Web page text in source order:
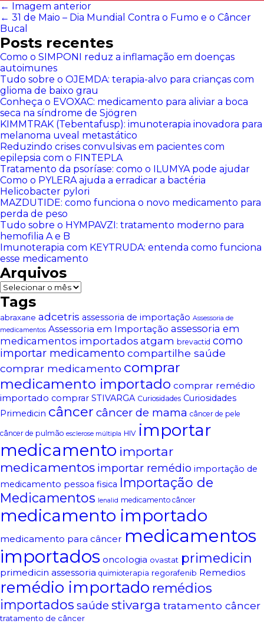
← Imagem anterior
← 31 de Maio – Dia Mundial Contra o Fumo e o Câncer
Bucal
Posts recentes
Como o SIMPONI reduz a inflamação em doenças
autoimunes
Tudo sobre o OJEMDA: terapia-alvo para crianças com
glioma de baixo grau
Conheça o EVOXAC: medicamento para aliviar a boca
seca na síndrome de Sjögren
KIMMTRAK (Tebentafusp): imunoterapia inovadora para
melanoma uveal metastático
Reduzindo crises convulsivas em pacientes com
epilepsia com o FINTEPLA
Tratamento da psoríase: como o ILUMYA pode ajudar
Como o PYLERA ajuda a erradicar a bactéria
Helicobacter pylori
MAZDUTIDE: como funciona o novo medicamento para
perda de peso
Tudo sobre o HYMPAVZI: tratamento moderno para
hemofilia A e B
Imunoterapia com KEYTRUDA: entenda como funciona
esse medicamento
Arquivos
Arquivos
Tags
abraxane adcetris assessoria de importação Assessoria de
medicamentos Assessoria em Importação assessoria em
medicamentos importados atgam brevactid como
importar medicamento compartilhe saúde
comprar medicamento comprar
medicamento importado comprar remédio
importado comprar STIVARGA Curiosidades Curiosidades
Primedicin câncer câncer de mama câncer de pele
câncer de pulmão esclerose múltipla HIV importar
medicamento importar
medicamentos importar remédio importação de
medicamento pessoa fisica Importação de
Medicamentos
lenalid medicamento câncer
medicamento importado
medicamento para câncer medicamentos
importados oncologia ovastat primedicin
primedicin assessoria quimioterapia regorafenib Remedios
remédio importado remédios
importados saúde stivarga tratamento câncer
tratamento de câncer